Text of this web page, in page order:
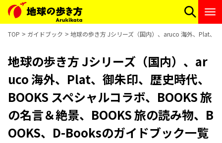
TOP ガイドブック 地球の歩き方 Jシリーズ（国内）、aruco 海外、Plat、
地球の歩き方 Jシリーズ（国内）、ar
uco 海外、Plat、御朱印、歴史時代、
BOOKS スペシャルコラボ、BOOKS 旅
の名言＆絶景、BOOKS 旅の読み物、B
OOKS、D-Booksのガイドブック一覧